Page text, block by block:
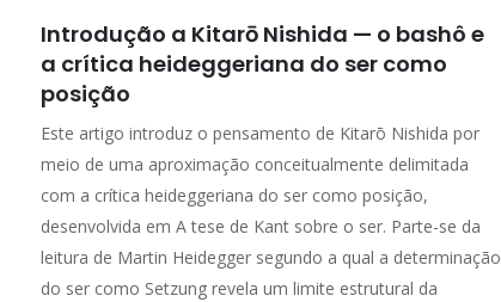
Introdução a Kitarō Nishida — o bashô e
a crítica heideggeriana do ser como
posição
Este artigo introduz o pensamento de Kitarō Nishida por
meio de uma aproximação conceitualmente delimitada
com a crítica heideggeriana do ser como posição,
desenvolvida em A tese de Kant sobre o ser. Parte-se da
leitura de Martin Heidegger segundo a qual a determinação
do ser como Setzung revela um limite estrutural da